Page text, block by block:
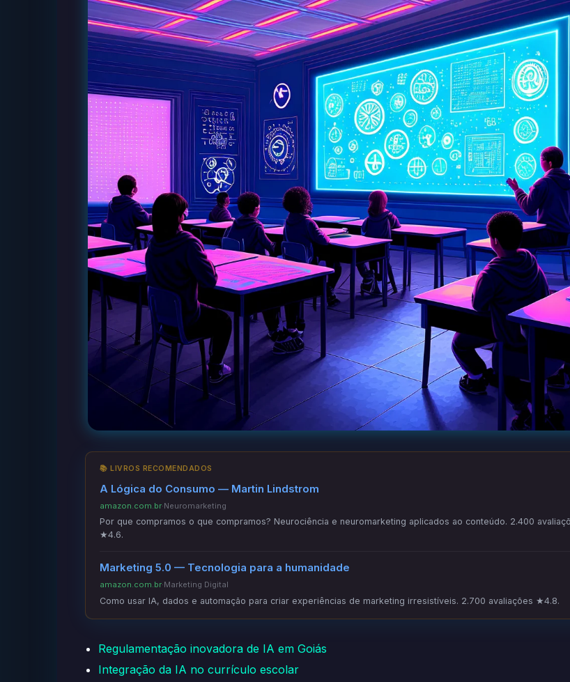
📚 LIVROS RECOMENDADOS
A Lógica do Consumo — Martin Lindstrom
amazon.com.br·Neuromarketing
Por que compramos o que compramos? Neurociência e neuromarketing aplicados ao conteúdo. 2.400
★4.6.
Marketing 5.0 — Tecnologia para a humanidade
amazon.com.br·Marketing Digital
Como usar IA, dados e automação para criar experiências de marketing irresistíveis. 2.700 avaliações ★4.8.
Regulamentação inovadora de IA em Goiás
Integração da IA no currículo escolar